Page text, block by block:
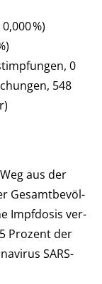
%)
0
548
aus der
Ge­samt­be­völ­
Impf­dosis ver­
Pro­zent der
SARS-